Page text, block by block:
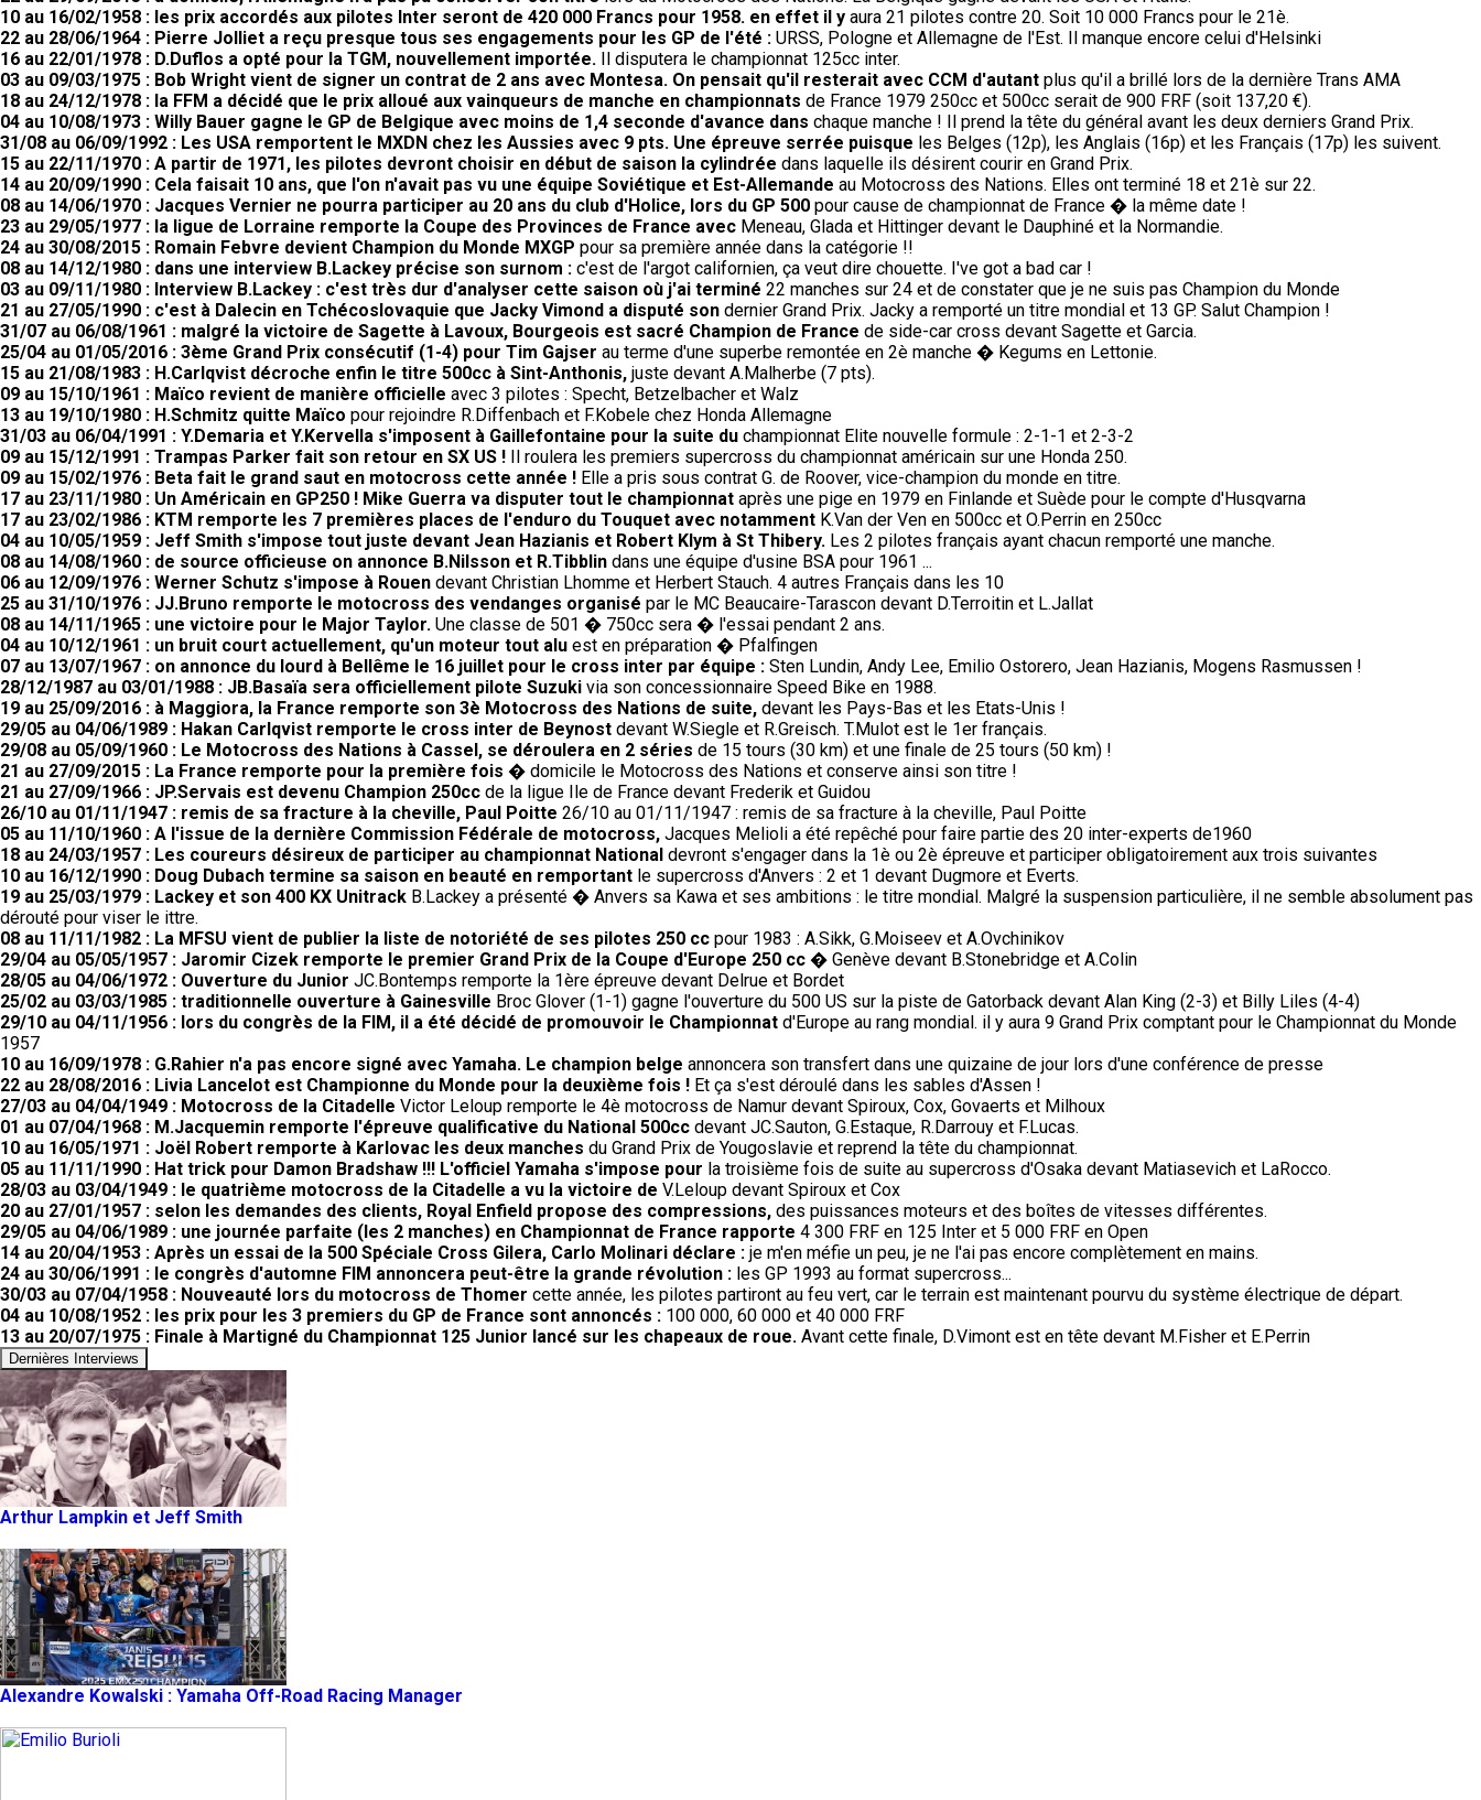
10 au 16/02/1958 : les prix accordés aux pilotes Inter seront de 420 000 Francs pour 1958. en effet il y aura 21 pilotes contre 20. Soit 10 000 Francs pour le 21è.
22 au 28/06/1964 : Pierre Jolliet a reçu presque tous ses engagements pour les GP de l'été : URSS, Pologne et Allemagne de l'Est. Il manque encore celui d'Helsinki
16 au 22/01/1978 : D.Duflos a opté pour la TGM, nouvellement importée. Il disputera le championnat 125cc inter.
03 au 09/03/1975 : Bob Wright vient de signer un contrat de 2 ans avec Montesa. On pensait qu'il resterait avec CCM d'autant plus qu'il a brillé lors de la dernière Trans AMA
18 au 24/12/1978 : la FFM a décidé que le prix alloué aux vainqueurs de manche en championnats de France 1979 250cc et 500cc serait de 900 FRF (soit 137,20 €).
04 au 10/08/1973 : Willy Bauer gagne le GP de Belgique avec moins de 1,4 seconde d'avance dans chaque manche ! Il prend la tête du général avant les deux derniers Grand Prix.
31/08 au 06/09/1992 : Les USA remportent le MXDN chez les Aussies avec 9 pts. Une épreuve serrée puisque les Belges (12p), les Anglais (16p) et les Français (17p) les suivent.
15 au 22/11/1970 : A partir de 1971, les pilotes devront choisir en début de saison la cylindrée dans laquelle ils désirent courir en Grand Prix.
14 au 20/09/1990 : Cela faisait 10 ans, que l'on n'avait pas vu une équipe Soviétique et Est-Allemande au Motocross des Nations. Elles ont terminé 18 et 21è sur 22.
08 au 14/06/1970 : Jacques Vernier ne pourra participer au 20 ans du club d'Holice, lors du GP 500 pour cause de championnat de France � la même date !
23 au 29/05/1977 : la ligue de Lorraine remporte la Coupe des Provinces de France avec Meneau, Glada et Hittinger devant le Dauphiné et la Normandie.
24 au 30/08/2015 : Romain Febvre devient Champion du Monde MXGP pour sa première année dans la catégorie !!
08 au 14/12/1980 : dans une interview B.Lackey précise son surnom : c'est de l'argot californien, ça veut dire chouette. I've got a bad car !
03 au 09/11/1980 : Interview B.Lackey : c'est très dur d'analyser cette saison où j'ai terminé 22 manches sur 24 et de constater que je ne suis pas Champion du Monde
21 au 27/05/1990 : c'est à Dalecin en Tchécoslovaquie que Jacky Vimond a disputé son dernier Grand Prix. Jacky a remporté un titre mondial et 13 GP. Salut Champion !
31/07 au 06/08/1961 : malgré la victoire de Sagette à Lavoux, Bourgeois est sacré Champion de France de side-car cross devant Sagette et Garcia.
25/04 au 01/05/2016 : 3ème Grand Prix consécutif (1-4) pour Tim Gajser au terme d'une superbe remontée en 2è manche � Kegums en Lettonie.
15 au 21/08/1983 : H.Carlqvist décroche enfin le titre 500cc à Sint-Anthonis, juste devant A.Malherbe (7 pts).
09 au 15/10/1961 : Maïco revient de manière officielle avec 3 pilotes : Specht, Betzelbacher et Walz
13 au 19/10/1980 : H.Schmitz quitte Maïco pour rejoindre R.Diffenbach et F.Kobele chez Honda Allemagne
31/03 au 06/04/1991 : Y.Demaria et Y.Kervella s'imposent à Gaillefontaine pour la suite du championnat Elite nouvelle formule : 2-1-1 et 2-3-2
09 au 15/12/1991 : Trampas Parker fait son retour en SX US ! Il roulera les premiers supercross du championnat américain sur une Honda 250.
09 au 15/02/1976 : Beta fait le grand saut en motocross cette année ! Elle a pris sous contrat G. de Roover, vice-champion du monde en titre.
17 au 23/11/1980 : Un Américain en GP250 ! Mike Guerra va disputer tout le championnat après une pige en 1979 en Finlande et Suède pour le compte d'Husqvarna
17 au 23/02/1986 : KTM remporte les 7 premières places de l'enduro du Touquet avec notamment K.Van der Ven en 500cc et O.Perrin en 250cc
04 au 10/05/1959 : Jeff Smith s'impose tout juste devant Jean Hazianis et Robert Klym à St Thibery. Les 2 pilotes français ayant chacun remporté une manche.
08 au 14/08/1960 : de source officieuse on annonce B.Nilsson et R.Tibblin dans une équipe d'usine BSA pour 1961 ...
06 au 12/09/1976 : Werner Schutz s'impose à Rouen devant Christian Lhomme et Herbert Stauch. 4 autres Français dans les 10
25 au 31/10/1976 : JJ.Bruno remporte le motocross des vendanges organisé par le MC Beaucaire-Tarascon devant D.Terroitin et L.Jallat
08 au 14/11/1965 : une victoire pour le Major Taylor. Une classe de 501 � 750cc sera � l'essai pendant 2 ans.
04 au 10/12/1961 : un bruit court actuellement, qu'un moteur tout alu est en préparation � Pfalfingen
07 au 13/07/1967 : on annonce du lourd à Bellême le 16 juillet pour le cross inter par équipe : Sten Lundin, Andy Lee, Emilio Ostorero, Jean Hazianis, Mogens Rasmussen !
28/12/1987 au 03/01/1988 : JB.Basaïa sera officiellement pilote Suzuki via son concessionnaire Speed Bike en 1988.
19 au 25/09/2016 : à Maggiora, la France remporte son 3è Motocross des Nations de suite, devant les Pays-Bas et les Etats-Unis !
29/05 au 04/06/1989 : Hakan Carlqvist remporte le cross inter de Beynost devant W.Siegle et R.Greisch. T.Mulot est le 1er français.
29/08 au 05/09/1960 : Le Motocross des Nations à Cassel, se déroulera en 2 séries de 15 tours (30 km) et une finale de 25 tours (50 km) !
21 au 27/09/2015 : La France remporte pour la première fois � domicile le Motocross des Nations et conserve ainsi son titre !
21 au 27/09/1966 : JP.Servais est devenu Champion 250cc de la ligue Ile de France devant Frederik et Guidou
26/10 au 01/11/1947 : remis de sa fracture à la cheville, Paul Poitte 26/10 au 01/11/1947 : remis de sa fracture à la cheville, Paul Poitte
05 au 11/10/1960 : A l'issue de la dernière Commission Fédérale de motocross, Jacques Melioli a été repêché pour faire partie des 20 inter-experts de1960
18 au 24/03/1957 : Les coureurs désireux de participer au championnat National devront s'engager dans la 1è ou 2è épreuve et participer obligatoirement aux trois suivantes
10 au 16/12/1990 : Doug Dubach termine sa saison en beauté en remportant le supercross d'Anvers : 2 et 1 devant Dugmore et Everts.
19 au 25/03/1979 : Lackey et son 400 KX Unitrack B.Lackey a présenté � Anvers sa Kawa et ses ambitions : le titre mondial. Malgré la suspension particulière, il ne semble absolument pas
dérouté pour viser le ittre.
08 au 11/11/1982 : La MFSU vient de publier la liste de notoriété de ses pilotes 250 cc pour 1983 : A.Sikk, G.Moiseev et A.Ovchinikov
29/04 au 05/05/1957 : Jaromir Cizek remporte le premier Grand Prix de la Coupe d'Europe 250 cc � Genève devant B.Stonebridge et A.Colin
28/05 au 04/06/1972 : Ouverture du Junior JC.Bontemps remporte la 1ère épreuve devant Delrue et Bordet
25/02 au 03/03/1985 : traditionnelle ouverture à Gainesville Broc Glover (1-1) gagne l'ouverture du 500 US sur la piste de Gatorback devant Alan King (2-3) et Billy Liles (4-4)
29/10 au 04/11/1956 : lors du congrès de la FIM, il a été décidé de promouvoir le Championnat d'Europe au rang mondial. il y aura 9 Grand Prix comptant pour le Championnat du Monde
1957
10 au 16/09/1978 : G.Rahier n'a pas encore signé avec Yamaha. Le champion belge annoncera son transfert dans une quizaine de jour lors d'une conférence de presse
22 au 28/08/2016 : Livia Lancelot est Championne du Monde pour la deuxième fois ! Et ça s'est déroulé dans les sables d'Assen !
27/03 au 04/04/1949 : Motocross de la Citadelle Victor Leloup remporte le 4è motocross de Namur devant Spiroux, Cox, Govaerts et Milhoux
01 au 07/04/1968 : M.Jacquemin remporte l'épreuve qualificative du National 500cc devant JC.Sauton, G.Estaque, R.Darrouy et F.Lucas.
10 au 16/05/1971 : Joël Robert remporte à Karlovac les deux manches du Grand Prix de Yougoslavie et reprend la tête du championnat.
05 au 11/11/1990 : Hat trick pour Damon Bradshaw !!! L'officiel Yamaha s'impose pour la troisième fois de suite au supercross d'Osaka devant Matiasevich et LaRocco.
28/03 au 03/04/1949 : le quatrième motocross de la Citadelle a vu la victoire de V.Leloup devant Spiroux et Cox
20 au 27/01/1957 : selon les demandes des clients, Royal Enfield propose des compressions, des puissances moteurs et des boîtes de vitesses différentes.
29/05 au 04/06/1989 : une journée parfaite (les 2 manches) en Championnat de France rapporte 4 300 FRF en 125 Inter et 5 000 FRF en Open
14 au 20/04/1953 : Après un essai de la 500 Spéciale Cross Gilera, Carlo Molinari déclare : je m'en méfie un peu, je ne l'ai pas encore complètement en mains.
24 au 30/06/1991 : le congrès d'automne FIM annoncera peut-être la grande révolution : les GP 1993 au format supercross...
30/03 au 07/04/1958 : Nouveauté lors du motocross de Thomer cette année, les pilotes partiront au feu vert, car le terrain est maintenant pourvu du système électrique de départ.
04 au 10/08/1952 : les prix pour les 3 premiers du GP de France sont annoncés : 100 000, 60 000 et 40 000 FRF
13 au 20/07/1975 : Finale à Martigné du Championnat 125 Junior lancé sur les chapeaux de roue. Avant cette finale, D.Vimont est en tête devant M.Fisher et E.Perrin
Dernières Interviews
Arthur Lampkin et Jeff Smith
Alexandre Kowalski : Yamaha Off-Road Racing Manager